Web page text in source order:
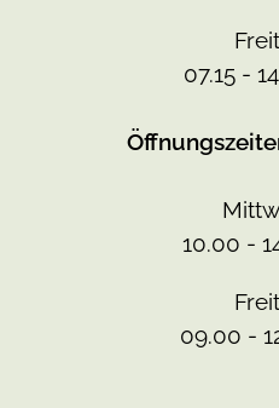
07.15 -
10.00 -
09.00 -